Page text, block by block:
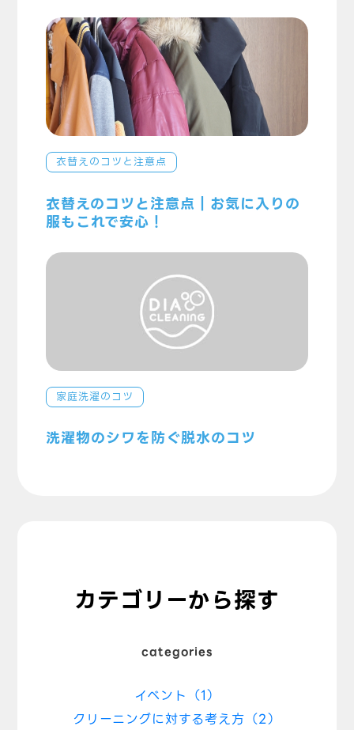
衣替えのコツと注意点
衣替えのコツと注意点｜お気に入りの
服もこれで安心！
家庭洗濯のコツ
洗濯物のシワを防ぐ脱水のコツ
カテゴリーから探す
categories
イベント（1）
クリーニングに対する考え方（2）